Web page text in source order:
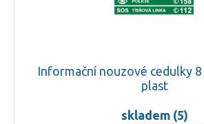
Informační nouzové cedulky 8
plast
skladem (5)